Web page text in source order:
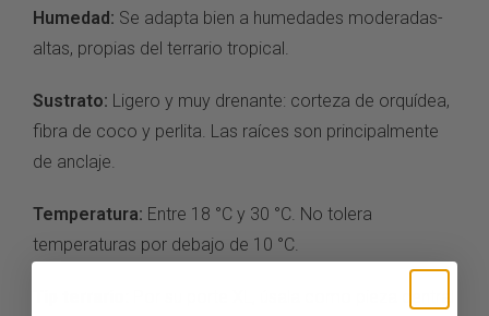
Humedad: Se adapta bien a humedades moderadas-
altas, propias del terrario tropical.
Sustrato: Ligero y muy drenante: corteza de orquídea,
fibra de coco y perlita. Las raíces son principalmente
de anclaje.
Temperatura: Entre 18 °C y 30 °C. No tolera
temperaturas por debajo de 10 °C.